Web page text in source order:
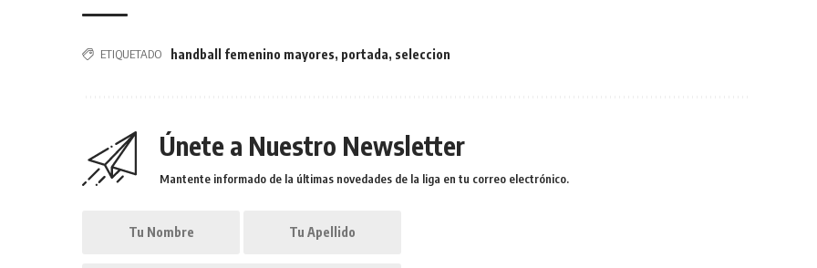
ETIQUETADO handball femenino mayores, portada, seleccion
Únete a Nuestro Newsletter
Mantente informado de la últimas novedades de la liga en tu correo electrónico.